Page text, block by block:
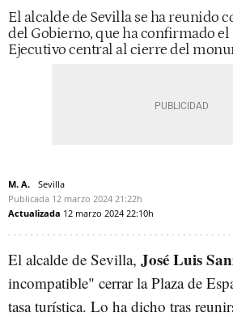
El alcalde de Sevilla se ha reunido
del Gobierno, que ha confirmado el
Ejecutivo central al cierre del
M. A.
Sevilla
Publicada 12 marzo 2024 21:22h
Actualizada 12 marzo 2024 22:10h
El alcalde de Sevilla, José Luis
incompatible" cerrar la Plaza de
tasa turística. Lo ha dicho tras